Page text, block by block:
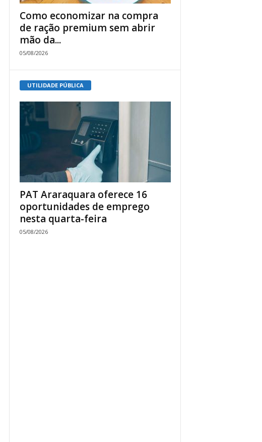
Como economizar na compra
de ração premium sem abrir
mão da...
05/08/2026
UTILIDADE PÚBLICA
PAT Araraquara oferece 16
oportunidades de emprego
nesta quarta-feira
05/08/2026